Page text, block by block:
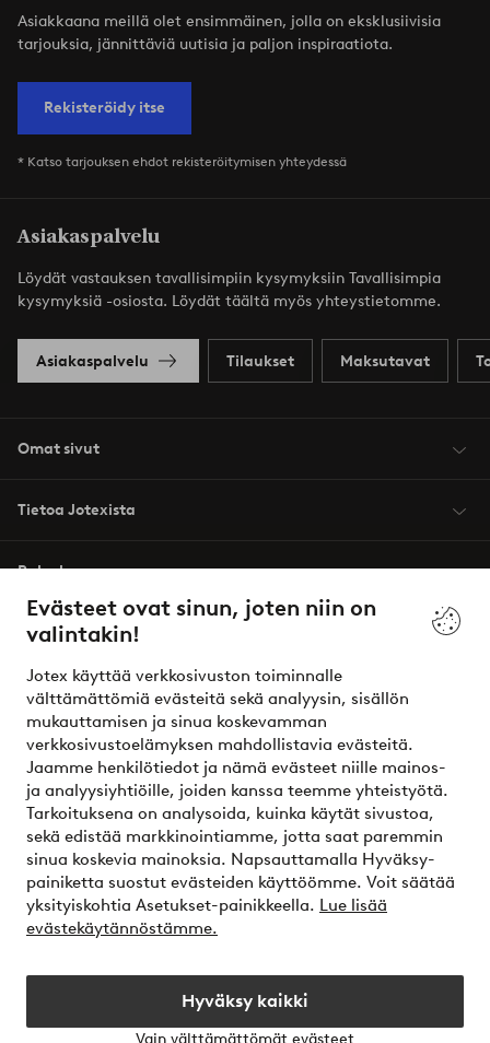
Evästeet ovat sinun, joten niin on
valintakin!
Jotex käyttää verkkosivuston toiminnalle
välttämättömiä evästeitä sekä analyysin, sisällön
mukauttamisen ja sinua koskevamman
verkkosivustoelämyksen mahdollistavia evästeitä.
Jaamme henkilötiedot ja nämä evästeet niille mainos-
ja analyysiyhtiöille, joiden kanssa teemme yhteistyötä.
Tarkoituksena on analysoida, kuinka käytät sivustoa,
sekä edistää markkinointiamme, jotta saat paremmin
sinua koskevia mainoksia. Napsauttamalla Hyväksy-
painiketta suostut evästeiden käyttöömme. Voit säätää
yksityiskohtia Asetukset-painikkeella. Lue lisää
evästekäytännöstämme.
Hyväksy kaikki
Vain välttämättömät evästeet
Asiakkaana meillä olet ensimmäinen, jolla on eksklusiivisia
tarjouksia, jännittäviä uutisia ja paljon inspiraatiota.
Rekisteröidy itse
* Katso tarjouksen ehdot rekisteröitymisen yhteydessä
Asiakaspalvelu
Löydät vastauksen tavallisimpiin kysymyksiin Tavallisimpia
kysymyksiä -osiosta. Löydät täältä myös yhteystietomme.
Asiakaspalvelu Tilaukset Maksutavat
Omat sivut
Tietoa Jotexista
Palvelumme
Ehdot
Ystävät
Turvalliset maksut – maksa nyt tai erissä
Haluatko tietää lisää maksuvaihtoehdoistamme?
elpy